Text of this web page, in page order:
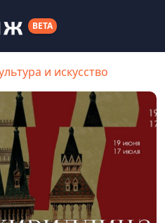
BETA
и искусство